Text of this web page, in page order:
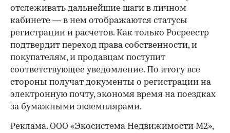
отслеживать дальнейшие шаги в личном
кабинете — в нем отображаются статусы
регистрации и расчетов. Как только Росреестр
подтвердит переход права собственности, и
покупателям, и продавцам поступит
соответствующее уведомление. По итогу все
стороны получат документы о регистрации на
электронную почту, экономя время на поездках
за бумажными экземплярами.
Реклама. ООО «Экосистема Недвижимости М2»,